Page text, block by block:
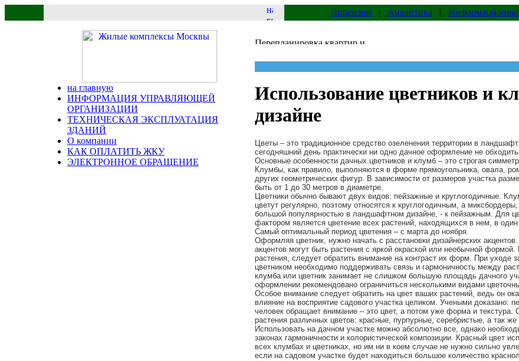
Лицензии | Аналитика |
на главную
ИНФОРМАЦИЯ УПРАВЛЯЮЩЕЙ
ОРГАНИЗАЦИИ
ТЕХНИЧЕСКАЯ ЭКСПЛУАТАЦИЯ
ЗДАНИЙ
О компании
КАК ОПЛАТИТЬ ЖКУ
ЭЛЕКТРОННОЕ ОБРАЩЕНИЕ
Использование цветников и
дизайне
Цветы – это традиционное средство озеленения территории в
сегодняшний день практически ни одно дачное оформление не
Основные особенности дачных цветников и клумб – это строгая
Клумбы, как правило, выполняются в форме прямоугольника, овала,
других геометрических фигур. В зависимости от размеров участка
быть от 1 до 30 метров в диаметре.
Цветники обычно бывают двух видов: пейзажные и круглогодичные.
цветут регулярно, поэтому относятся к круглогодичным, а
большой популярностью в ландшафтном дизайне, - к пейзажным. Для
фактором является цветение всех растений, находящихся в нем, в
Самый оптимальный период цветения – с марта до ноября.
Оформляя цветник, нужно начать с расстановки дизайнерских
акцентов могут быть растения с яркой окраской или необычной формой.
растения, следует обратить внимание на контраст их форм. При уходе
цветником необходимо поддерживать связь и гармоничность между
клумба или цветник занимает не слишком большую площадь дачного
оформлении рекомендовано ограничиться несколькими видами
Особое внимание следует обратить на цвет ваших растений, ведь он
влияние на восприятие садового участка целиком. Учеными доказано:
человек обращает внимание – это цвет, а потом уже форма и текстура.
растения различных цветов: красные, пурпурные, серебристые, а так же
Использовать на дачном участке можно абсолютно все, однако
законах гармоничности и колористической композиции. Красный цвет
всех клумбах и цветниках, но им ни в коем случае не нужно сильно
если на садовом участке будет находиться большое количество